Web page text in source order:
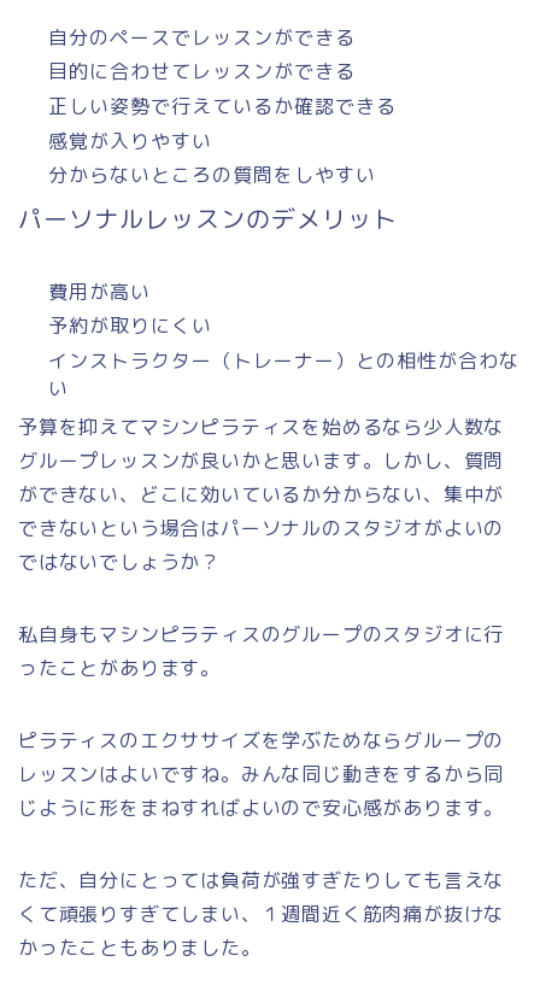
自分のペースでレッスンができる
目的に合わせてレッスンができる
正しい姿勢で行えているか確認できる
感覚が入りやすい
分からないところの質問をしやすい
パーソナルレッスンのデメリット
費用が高い
予約が取りにくい
インストラクター（トレーナー）との相性が合わな
い
予算を抑えてマシンピラティスを始めるなら少人数な
グループレッスンが良いかと思います。しかし、質問
ができない、どこに効いているか分からない、集中が
できないという場合はパーソナルのスタジオがよいの
ではないでしょうか？
私自身もマシンピラティスのグループのスタジオに行
ったことがあります。
ピラティスのエクササイズを学ぶためならグループの
レッスンはよいですね。みんな同じ動きをするから同
じように形をまねすればよいので安心感があります。
ただ、自分にとっては負荷が強すぎたりしても言えな
くて頑張りすぎてしまい、１週間近く筋肉痛が抜けな
かったこともありました。